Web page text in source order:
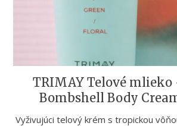
TRIMAY Telové
Bombshell Body
Vyživujúci telový krém s tropickou